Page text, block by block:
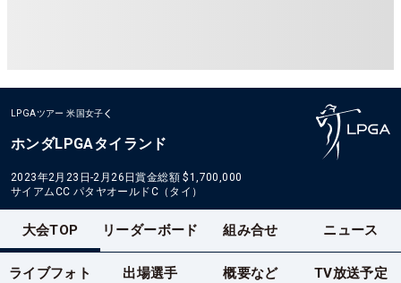
LPGAツアー 米国女子
ホンダLPGAタイランド
2023年2月23日-2月26日賞金総額 $1,700,000
サイアムCC パタヤオールドC（タイ）
大会TOP リーダーボード 組み合せ ニュース
ライブフォト 出場選手 概要など TV放送予定